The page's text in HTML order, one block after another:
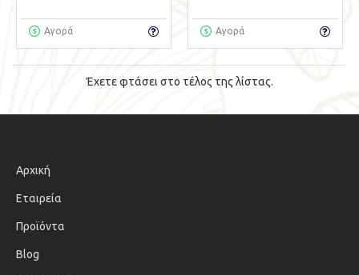
Αγορά Αγορά
Έχετε φτάσει στο τέλος της λίστας.
Αρχική
Εταιρεία
Προϊόντα
Blog